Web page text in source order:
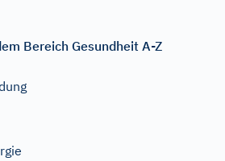
Bereich Gesundheit A-Z